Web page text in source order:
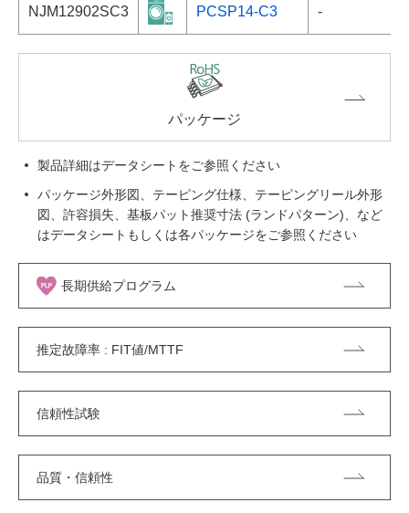
NJM12902SC3 PCSP14-C3 -
パッケージ
製品詳細はデータシートをご参照ください
パッケージ外形図、テーピング仕様、テーピングリール外形
図、許容損失、基板パット推奨寸法 (ランドパターン)、など
はデータシートもしくは各パッケージをご参照ください
長期供給プログラム
推定故障率 : FIT値/MTTF
信頼性試験
品質・信頼性